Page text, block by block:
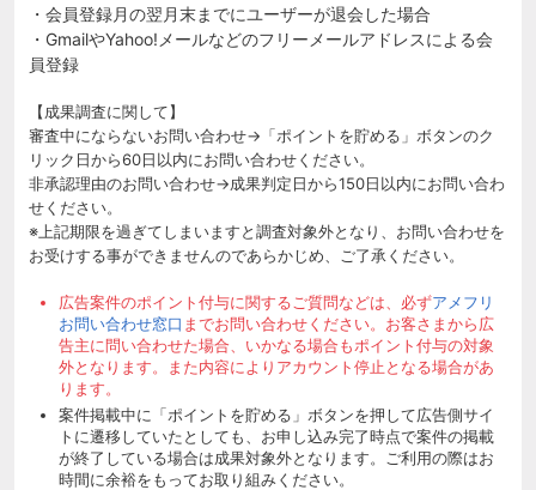
・会員登録月の翌月末までにユーザーが退会した場合
・GmailやYahoo!メールなどのフリーメールアドレスによる会
員登録
【成果調査に関して】
審査中にならないお問い合わせ→「ポイントを貯める」ボタンのク
リック日から60日以内にお問い合わせください。
非承認理由のお問い合わせ→成果判定日から150日以内にお問い合わ
せください。
※上記期限を過ぎてしまいますと調査対象外となり、お問い合わせを
お受けする事ができませんのであらかじめ、ご了承ください。
広告案件のポイント付与に関するご質問などは、必ずアメフリ
お問い合わせ窓口 までお問い合わせください。お客さまから広
告主に問い合わせた場合、いかなる場合もポイント付与の対象
外となります。また内容によりアカウント停止となる場合があ
ります。
案件掲載中に「ポイントを貯める」ボタンを押して広告側サイ
トに遷移していたとしても、お申し込み完了時点で案件の掲載
が終了している場合は成果対象外となります。ご利用の際はお
時間に余裕をもってお取り組みください。